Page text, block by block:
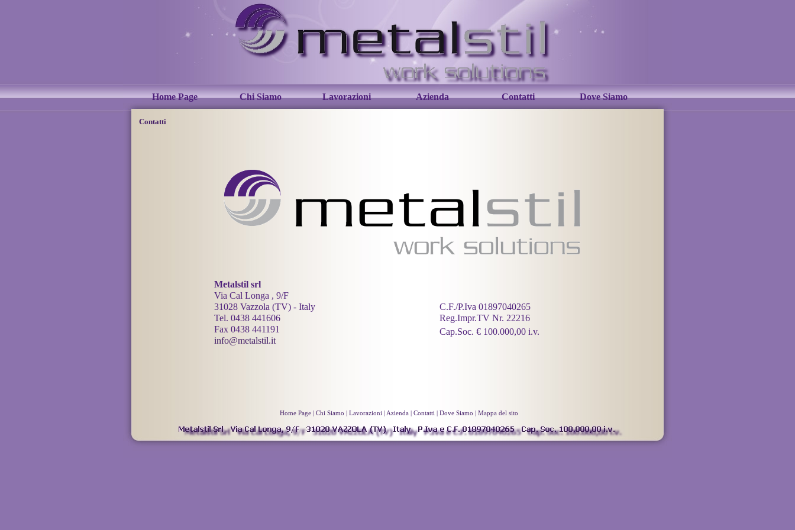
Home Page Chi Siamo Lavorazioni Azienda Contatti Dove Siamo
Contatti
Metalstil srl
Via Cal Longa , 9/F
31028 Vazzola (TV) - Italy
Tel. 0438 441606
Fax 0438 441191
info@metalstil.it
C.F./P.Iva 01897040265
Reg.Impr.TV Nr. 22216
Cap.Soc. € 100.000,00 i.v.
Home Page| Chi Siamo | Lavorazioni | Azienda| Contatti | Dove Siamo | Mappa del sito